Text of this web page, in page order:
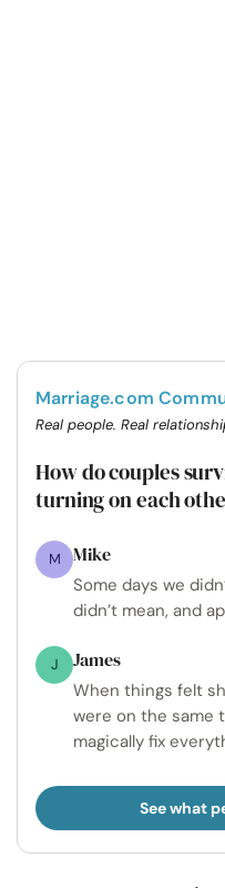
Marriage.com
Real people. Real
How do couples
turning on each
M Mike
Some days we
didn’t mean, and
J James
When things felt
were on the same
magically fix
See what